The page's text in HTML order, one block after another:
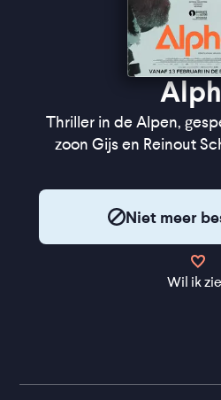
Thriller in de Alpen,
zoon Gijs en Reinout
Niet meer
Wil ik